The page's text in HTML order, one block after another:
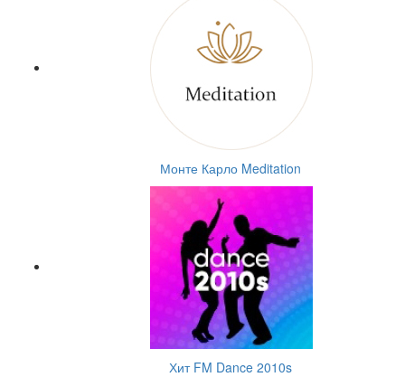
Монте Карло Meditation
Хит FM Dance 2010s